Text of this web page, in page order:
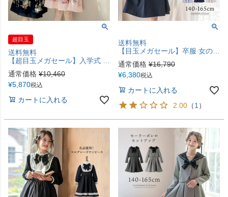
超目玉
送料無料
【超目玉メガセール】入学式 女の子スーツ フラワーブーケドレス 4点セット アンサンブル 女児 小学校 卒業式 入学式 女子スーツ 発表会結婚式にも TAK キッズ キャサリンコテージ小学生
通常価格 ¥10,460
¥5,870税込
カートに入れる
送料無料
【目玉メガセール】卒服 女の子スーツ 140 150 160 165cm 小学校 卒業式 小学生 上品白襟ワンピース＋ノーカラーボレロスーツ フォーマル 女児スーツ キッズ キャサリンコテージ TAK
通常価格 ¥16,790
¥6,380税込
カートに入れる
2.00 （1 ）